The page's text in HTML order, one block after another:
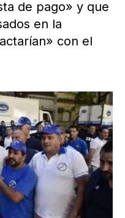
de pago» y que
en la
con el